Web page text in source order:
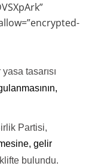
tasarısı
Partisi,
gelir
bulundu.